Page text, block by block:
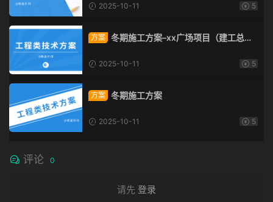
2025-10-11 5
方案 冬期施工方案–xx广场项目（建工总承
2025-10-11 5
方案 冬期施工方案
2025-10-11 5
评论 0
请先 登录